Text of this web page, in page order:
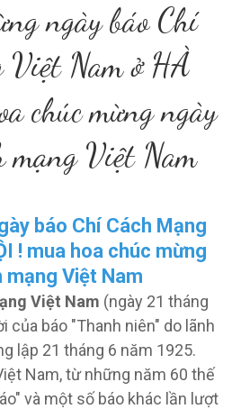
ngày báo Chí
Việt Nam ở HÀ
chúc mừng ngày
mạng Việt Nam
báo Chí Cách Mạng
! mua hoa chúc mừng
mạng Việt Nam
Việt Nam (ngày 21 tháng
của báo "Thanh niên" do lãnh
lập 21 tháng 6 năm 1925.
Nam, từ những năm 60 thế
và một số báo khác lần lượt